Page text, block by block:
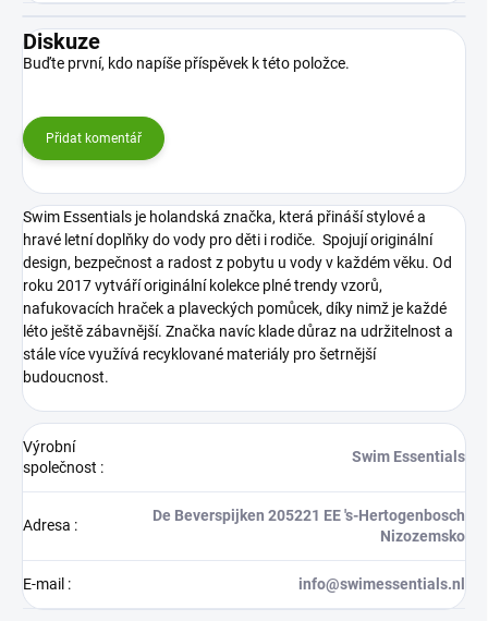
Diskuze
Buďte první, kdo napíše příspěvek k této položce.
Přidat komentář
Swim Essentials je holandská značka, která přináší stylové a
hravé letní doplňky do vody pro děti i rodiče. Spojují originální
design, bezpečnost a radost z pobytu u vody v každém věku. Od
roku 2017 vytváří originální kolekce plné trendy vzorů,
nafukovacích hraček a plaveckých pomůcek, díky nimž je každé
léto ještě zábavnější. Značka navíc klade důraz na udržitelnost a
stále více využívá recyklované materiály pro šetrnější
budoucnost.
Výrobní
společnost :
Swim Essentials
Adresa :
De Beverspijken 205221 EE 's-Hertogenbosch
Nizozemsko
E-mail : info@swimessentials.nl